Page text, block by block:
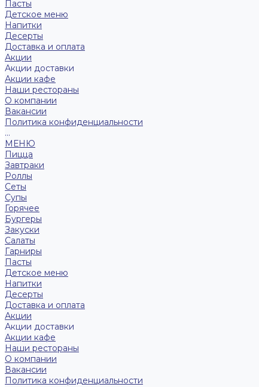
Пасты
Детское меню
Напитки
Десерты
Доставка и оплата
Акции
Акции доставки
Акции кафе
Наши рестораны
О компании
Вакансии
Политика конфиденциальности
...
МЕНЮ
Пицца
Завтраки
Роллы
Сеты
Супы
Горячее
Бургеры
Закуски
Салаты
Гарниры
Пасты
Детское меню
Напитки
Десерты
Доставка и оплата
Акции
Акции доставки
Акции кафе
Наши рестораны
О компании
Вакансии
Политика конфиденциальности